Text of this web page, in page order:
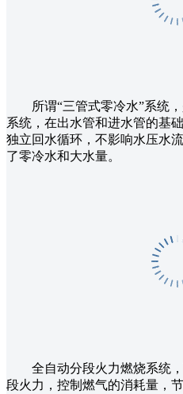
所谓“三管式零冷水”系统
系统，在出水管和进水管的基
独立回水循环，不影响水压水
了零冷水和大水量。
全自动分段火力燃烧系统
段火力，控制燃气的消耗量，